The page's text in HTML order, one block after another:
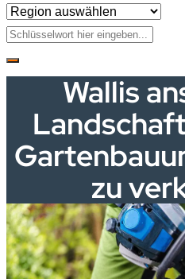
Wallis
zu